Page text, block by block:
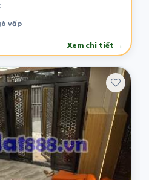
vấp
Xem chi tiết →